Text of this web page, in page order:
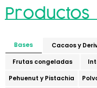
Productos
Bases Cacaos y
Frutas congeladas
Pehuenut y Pistachia